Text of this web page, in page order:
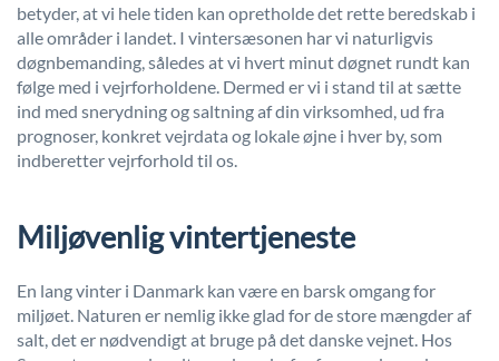
betyder, at vi hele tiden kan opretholde det rette beredskab i
alle områder i landet. I vintersæsonen har vi naturligvis
døgnbemanding, således at vi hvert minut døgnet rundt kan
følge med i vejrforholdene. Dermed er vi i stand til at sætte
ind med snerydning og saltning af din virksomhed, ud fra
prognoser, konkret vejrdata og lokale øjne i hver by, som
indberetter vejrforhold til os.
Miljøvenlig vintertjeneste
En lang vinter i Danmark kan være en barsk omgang for
miljøet. Naturen er nemlig ikke glad for de store mængder af
salt, det er nødvendigt at bruge på det danske vejnet. Hos